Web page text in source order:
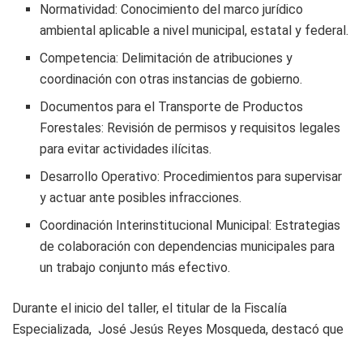
Normatividad: Conocimiento del marco jurídico
ambiental aplicable a nivel municipal, estatal y federal.
Competencia: Delimitación de atribuciones y
coordinación con otras instancias de gobierno.
Documentos para el Transporte de Productos
Forestales: Revisión de permisos y requisitos legales
para evitar actividades ilícitas.
Desarrollo Operativo: Procedimientos para supervisar
y actuar ante posibles infracciones.
Coordinación Interinstitucional Municipal: Estrategias
de colaboración con dependencias municipales para
un trabajo conjunto más efectivo.
Durante el inicio del taller, el titular de la Fiscalía
Especializada, José Jesús Reyes Mosqueda, destacó que